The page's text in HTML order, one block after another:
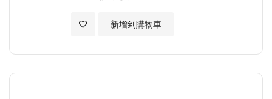
新增到購物車
加入至願望清單